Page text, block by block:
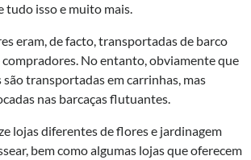
tudo isso e muito mais.
eram, de facto, transportadas de barco
compradores. No entanto, obviamente que
são transportadas em carrinhas, mas
nas barcaças flutuantes.
lojas diferentes de flores e jardinagem
bem como algumas lojas que oferecem